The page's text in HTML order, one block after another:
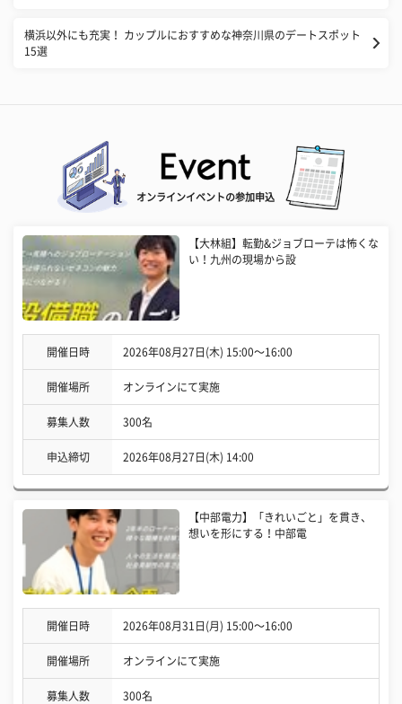
横浜以外にも充実！ カップルにおすすめな神奈川県のデートスポット
15選
オンラインイベントの参加申込
【大林組】転勤&ジョブローテは怖くな
い！九州の現場から設
開催日時 2026年08月27日(木) 15:00〜16:00
開催場所 オンラインにて実施
募集人数 300名
申込締切 2026年08月27日(木) 14:00
【中部電力】「きれいごと」を貫き、
想いを形にする！中部電
開催日時 2026年08月31日(月) 15:00〜16:00
開催場所 オンラインにて実施
募集人数 300名